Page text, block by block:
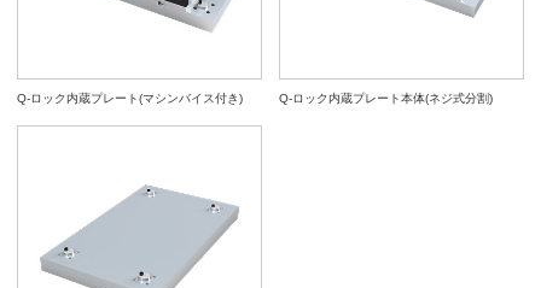
Q-ロック内蔵プレート(マシンバイス付き) Q-ロック内蔵プレート本体(ネジ式分割)